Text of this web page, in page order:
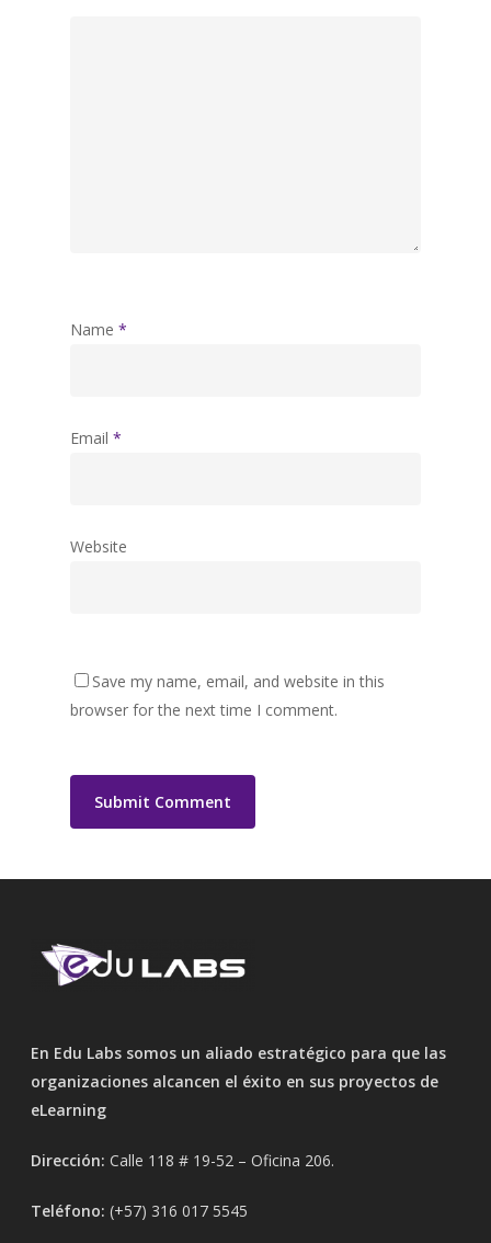
Name *
Email *
Website
Save my name, email, and website in this
browser for the next time I comment.
En Edu Labs somos un aliado estratégico para que las
organizaciones alcancen el éxito en sus proyectos de
eLearning
Dirección: Calle 118 # 19-52 – Oficina 206.
Teléfono: (+57) 316 017 5545